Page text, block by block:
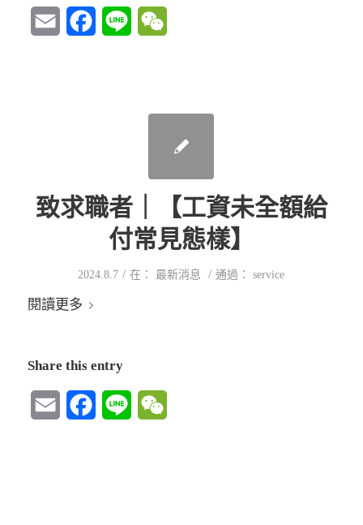
Email FacebookLine
致求職者｜【工資未全額給
付常見態樣】
2024.8.7 / 在： 最新消息 / 通過：service
閱讀更多
Share this entry
Email FacebookLine